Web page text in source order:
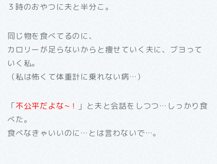
３時のおやつに夫と半分こ。
同じ物を食べてるのに、
カロリーが足らないからと痩せていく夫に、ブヨって
いく私。
（私は怖くて体重計に乗れない病…）
「不公平だよな~！
」と夫と会話をしつつ…しっかり食
べた。
食べなきゃいいのに…とは言わないで…。